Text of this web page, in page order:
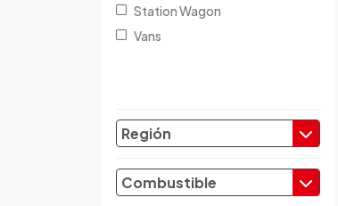
Citroen
Cupra
Dacia
Daewoo
Station Wagon
Vans
Región
Combustible